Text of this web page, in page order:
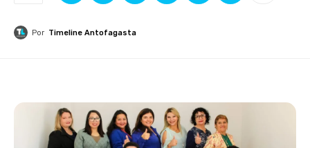
Por Timeline Antofagasta